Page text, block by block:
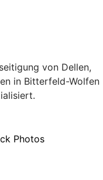
von Dellen,
in Bitterfeld-Wolfen
Photos